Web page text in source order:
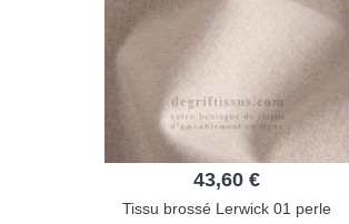
43,60 €
Tissu brossé Lerwick 01 perle